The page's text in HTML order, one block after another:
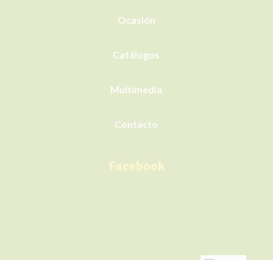
Ocasión
Catálogos
Multimedia
Contacto
Facebook